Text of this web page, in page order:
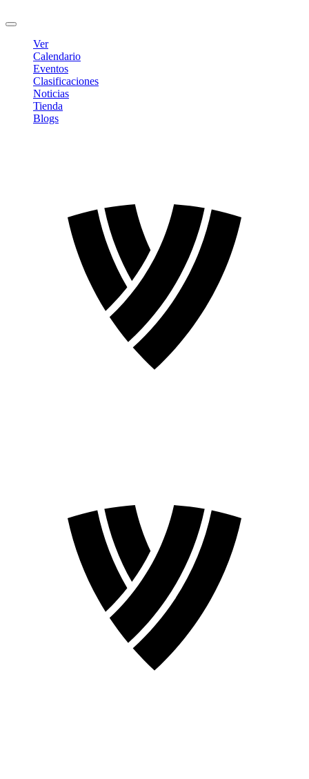
Ver
Calendario
Eventos
Clasificaciones
Noticias
Tienda
Blogs